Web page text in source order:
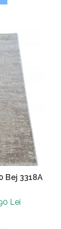
Bej 3318A
Lei